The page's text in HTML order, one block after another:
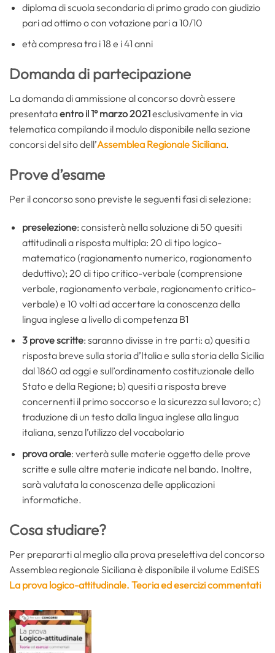
diploma di scuola secondaria di primo grado con giudizio
pari ad ottimo o con votazione pari a 10/10
età compresa tra i 18 e i 41 anni
Domanda di partecipazione
La domanda di ammissione al concorso dovrà essere
presentataentro il 1° marzo 2021esclusivamente in via
telematica compilando il modulo disponibile nella sezione
concorsi del sito dell’Assemblea Regionale Siciliana.
Prove d’esame
Per il concorso sono previste le seguenti fasi di selezione:
preselezione: consisterà nella soluzione di 50 quesiti
attitudinali a risposta multipla: 20 di tipo logico-
matematico (ragionamento numerico, ragionamento
deduttivo); 20 di tipo critico-verbale (comprensione
verbale, ragionamento verbale, ragionamento critico-
verbale) e 10 volti ad accertare la conoscenza della
lingua inglese a livello di competenza B1
3 prove scritte: saranno divisse in tre parti: a) quesiti a
risposta breve sulla storia d’Italia e sulla storia della Sicilia
dal 1860 ad oggi e sull’ordinamento costituzionale dello
Stato e della Regione; b) quesiti a risposta breve
concernenti il primo soccorso e la sicurezza sul lavoro; c)
traduzione di un testo dalla lingua inglese alla lingua
italiana, senza l’utilizzo del vocabolario
prova orale: verterà sulle materie oggetto delle prove
scritte e sulle altre materie indicate nel bando. Inoltre,
sarà valutata la conoscenza delle applicazioni
informatiche.
Cosa studiare?
Per prepararti al meglio alla prova preselettiva del concorso
Assemblea regionale Siciliana è disponibile il volume EdiSES
La prova logico-attitudinale. Teoria ed esercizi commentati